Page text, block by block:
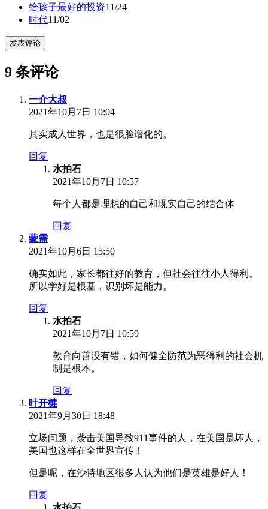
给孩子最好的投资11/24
时代11/02
发表评论
9 条评论
一介大叔
2021年10月7日 10:04
其实成人世界，也是很脸谱化的。
回复
水拍石
2021年10月7日 10:57
每个人都是理想的自己和现实自己的结合体
回复
蒙需
2021年10月6日 15:50
确实如此，家长都往好的教育，但社会往往小人得利。
所以学好是根基，识别坏是能力。
回复
水拍石
2021年10月7日 10:59
教育向善没有错，如何健全防范为恶得利的社会机
制是根本。
回复
叶开楗
2021年9月30日 18:48
立场问题，袭击美国导致911事件的人，在美国是坏人，
美国也这样在全世界宣传！
但是呢，在沙特地区很多人认为他们是英雄是好人！
回复